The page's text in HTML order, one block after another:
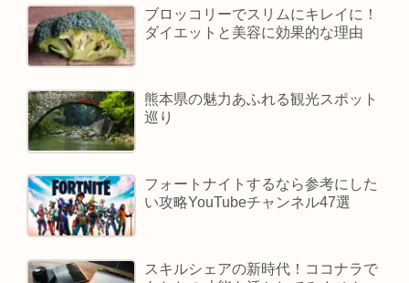
ブロッコリーでスリムにキレイに！
ダイエットと美容に効果的な理由
熊本県の魅力あふれる観光スポット
巡り
フォートナイトするなら参考にした
い攻略YouTubeチャンネル47選
スキルシェアの新時代！ココナラで